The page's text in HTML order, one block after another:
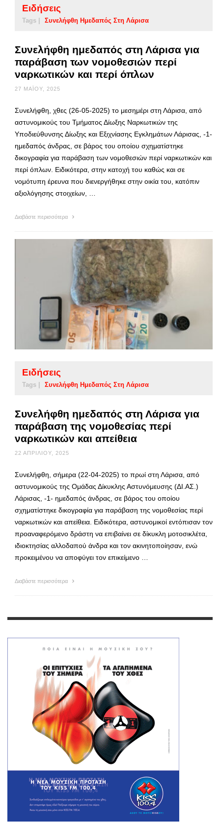
Ειδήσεις
Tags | Συνελήφθη Ημεδαπός Στη Λάρισα
Συνελήφθη ημεδαπός στη Λάρισα για
παράβαση των νομοθεσιών περί
ναρκωτικών και περί όπλων
27 ΜΑΪ́ΟΥ, 2025
Συνελήφθη, χθες (26-05-2025) το μεσημέρι στη Λάρισα, από
αστυνομικούς του Τμήματος Δίωξης Ναρκωτικών της
Υποδιεύθυνσης Δίωξης και Εξιχνίασης Εγκλημάτων Λάρισας, -1-
ημεδαπός άνδρας, σε βάρος του οποίου σχηματίστηκε
δικογραφία για παράβαση των νομοθεσιών περί ναρκωτικών και
περί όπλων. Ειδικότερα, στην κατοχή του καθώς και σε
νομότυπη έρευνα που διενεργήθηκε στην οικία του, κατόπιν
αξιολόγησης στοιχείων, …
Διαβάστε περισσότερα
Ειδήσεις
Tags | Συνελήφθη Ημεδαπός Στη Λάρισα
Συνελήφθη ημεδαπός στη Λάρισα για
παράβαση της νομοθεσίας περί
ναρκωτικών και απείθεια
22 ΑΠΡΙΛΊΟΥ, 2025
Συνελήφθη, σήμερα (22-04-2025) το πρωί στη Λάρισα, από
αστυνομικούς της Ομάδας Δίκυκλης Αστυνόμευσης (ΔΙ.ΑΣ.)
Λάρισας, -1- ημεδαπός άνδρας, σε βάρος του οποίου
σχηματίστηκε δικογραφία για παράβαση της νομοθεσίας περί
ναρκωτικών και απείθεια. Ειδικότερα, αστυνομικοί εντόπισαν τον
προαναφερόμενο δράστη να επιβαίνει σε δίκυκλη μοτοσικλέτα,
ιδιοκτησίας αλλοδαπού άνδρα και τον ακινητοποίησαν, ενώ
προκειμένου να αποφύγει τον επικείμενο …
Διαβάστε περισσότερα